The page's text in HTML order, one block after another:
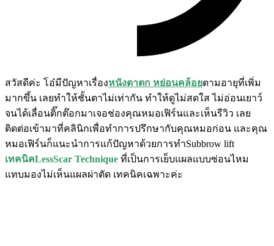
สวัสดีค่ะ โอ๋มีปัญหาเรื่องหนังตาตก หย่อนคล้อยตามอายุที่เพิ่ม
มากขึ้น เลยทำให้ชั้นตาไม่เท่ากัน ทำให้ดูไม่สดใส ไม่อ่อนเยาว์
จนได้เลื่อนติ๊กต๊อกมาเจอช่องคุณหมอเฟิร์นและเห็นรีวิว เลย
ติดต่อเข้ามาที่คลินิกเพื่อทำการปรึกษากับคุณหมอก่อน และคุณ
หมอเฟิร์นก็แนะนำการแก้ปัญหาด้วยการทำSubbrow lift
เทคนิคLessScar Technique ที่เป็นการเย็บแผลแบบซ่อนไหม
แทบมองไม่เห็นแผลผ่าตัด เทคนิคเฉพาะค่ะ